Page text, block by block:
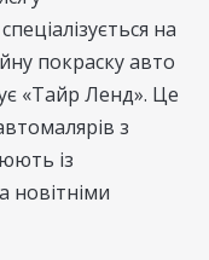
на
покраску авто
«Тайр Ленд». Це
з
із
новітніми